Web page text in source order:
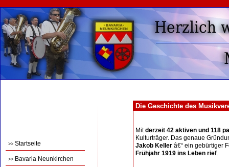
>> Startseite
>> Bavaria Neunkirchen
Die Geschichte des
Mitderzeit 42 aktiven und 118
Kulturträger. Das genaue
Jakob Keller â€“ ein gebürtiger
Frühjahr 1919 ins Leben rief.